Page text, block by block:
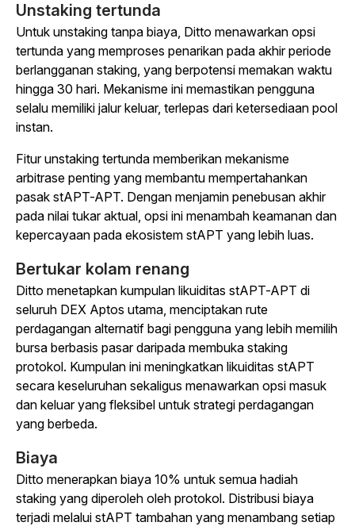
Unstaking tertunda
Untuk unstaking tanpa biaya, Ditto menawarkan opsi
tertunda yang memproses penarikan pada akhir periode
berlangganan staking, yang berpotensi memakan waktu
hingga 30 hari. Mekanisme ini memastikan pengguna
selalu memiliki jalur keluar, terlepas dari ketersediaan pool
instan.
Fitur unstaking tertunda memberikan mekanisme
arbitrase penting yang membantu mempertahankan
pasak stAPT-APT. Dengan menjamin penebusan akhir
pada nilai tukar aktual, opsi ini menambah keamanan dan
kepercayaan pada ekosistem stAPT yang lebih luas.
Bertukar kolam renang
Ditto menetapkan kumpulan likuiditas stAPT-APT di
seluruh DEX Aptos utama, menciptakan rute
perdagangan alternatif bagi pengguna yang lebih memilih
bursa berbasis pasar daripada membuka staking
protokol. Kumpulan ini meningkatkan likuiditas stAPT
secara keseluruhan sekaligus menawarkan opsi masuk
dan keluar yang fleksibel untuk strategi perdagangan
yang berbeda.
Biaya
Ditto menerapkan biaya 10% untuk semua hadiah
staking yang diperoleh oleh protokol. Distribusi biaya
terjadi melalui stAPT tambahan yang menambang setiap